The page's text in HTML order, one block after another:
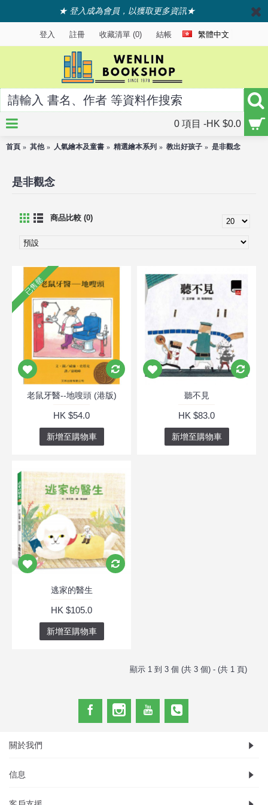
★ 登入成為會員，以獲取更多資訊★
登入 註冊 收藏清單 (0) 結帳 繁體中文
0 項目 -HK $0.0
首頁 其他 人氣繪本及童書 精選繪本系列 教出好孩子 是非觀念
是非觀念
商品比較 (0)
已售罄
老鼠牙醫--地嗖頭 (港版)
HK $54.0
新增至購物車
聽不見
HK $83.0
新增至購物車
逃家的醫生
HK $105.0
新增至購物車
顯示 1 到 3 個 (共 3 個) - (共 1 頁)
關於我們
信息